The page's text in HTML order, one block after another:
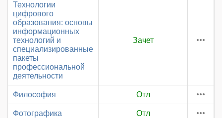
Технологии
цифрового
образования: основы
информационных
технологий и
специализированные
пакеты
профессиональной
деятельности
Зачет
Философия Отл
Фотографика Отл